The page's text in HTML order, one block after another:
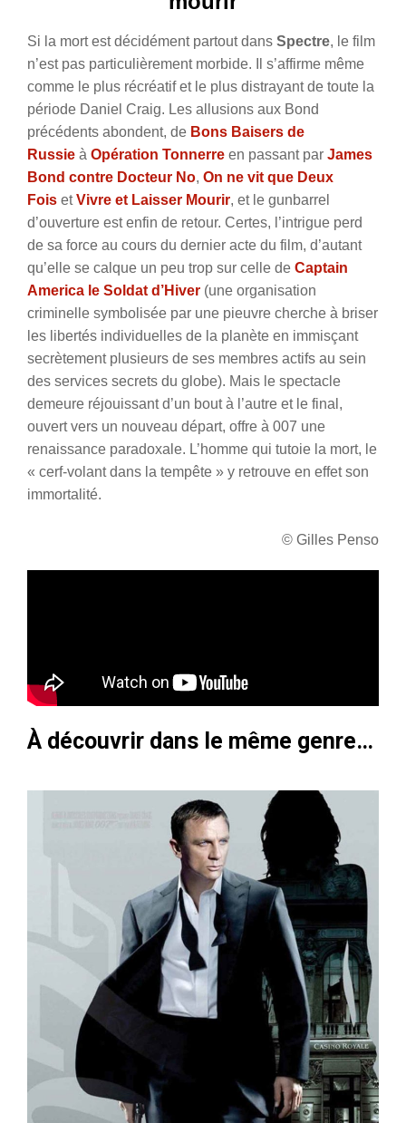
Si la mort est décidément partout dans Spectre, le film
n’est pas particulièrement morbide. Il s’affirme même
comme le plus récréatif et le plus distrayant de toute la
période Daniel Craig. Les allusions aux Bond
précédents abondent, de Bons Baisers de
Russie à Opération Tonnerre en passant par James
Bond contre Docteur No, On ne vit que Deux
Fois etVivre et Laisser Mourir, et le gunbarrel
d’ouverture est enfin de retour. Certes, l’intrigue perd
de sa force au cours du dernier acte du film, d’autant
qu’elle se calque un peu trop sur celle de Captain
America le Soldat d’Hiver (une organisation
criminelle symbolisée par une pieuvre cherche à briser
les libertés individuelles de la planète en immisçant
secrètement plusieurs de ses membres actifs au sein
des services secrets du globe). Mais le spectacle
demeure réjouissant d’un bout à l’autre et le final,
ouvert vers un nouveau départ, offre à 007 une
renaissance paradoxale. L’homme qui tutoie la mort, le
« cerf-volant dans la tempête » y retrouve en effet son
immortalité.
© Gilles Penso
À découvrir dans le même genre…